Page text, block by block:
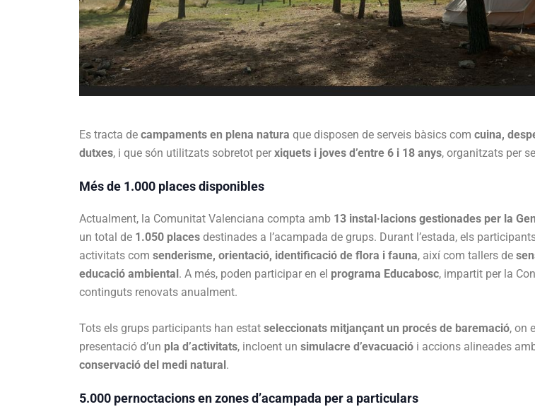
Es tracta de campaments en plena natura que disposen de serveis bàsics com cuina,
dutxes, i que són utilitzats sobretot per xiquets i joves d’entre 6 i 18 anys, organitzats per
Més de 1.000 places disponibles
Actualment, la Comunitat Valenciana compta amb 13 instal·lacions gestionades per la
un total de 1.050 places destinades a l’acampada de grups. Durant l’estada, els
activitats com senderisme, orientació, identificació de flora i fauna, així com tallers de
educació ambiental . A més, poden participar en el programa Educabosc, impartit per la
continguts renovats anualment.
Tots els grups participants han estat seleccionats mitjançant un procés de baremació, on
presentació d’un pla d’activitats, incloent un simulacre d’evacuació i accions alineades
conservació del medi natural .
5.000 pernoctacions en zones d’acampada per a particulars